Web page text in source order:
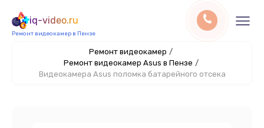
iq-video.ru
Ремонт видеокамер в Пензе
Ремонт видеокамер /
Ремонт видеокамер Asus в Пензе /
Видеокамера Asus поломка батарейного отсека